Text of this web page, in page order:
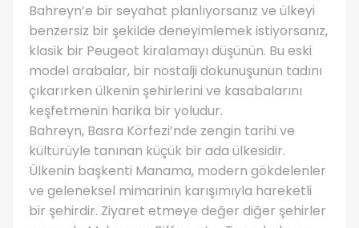
Bahreyn’e bir seyahat planlıyorsanız ve ülkeyi
benzersiz bir şekilde deneyimlemek istiyorsanız,
klasik bir Peugeot kiralamayı düşünün. Bu eski
model arabalar, bir nostalji dokunuşunun tadını
çıkarırken ülkenin şehirlerini ve kasabalarını
keşfetmenin harika bir yoludur.
Bahreyn, Basra Körfezi’nde zengin tarihi ve
kültürüyle tanınan küçük bir ada ülkesidir.
Ülkenin başkenti Manama, modern gökdelenler
ve geleneksel mimarinin karışımıyla hareketli
bir şehirdir. Ziyaret etmeye değer diğer şehirler